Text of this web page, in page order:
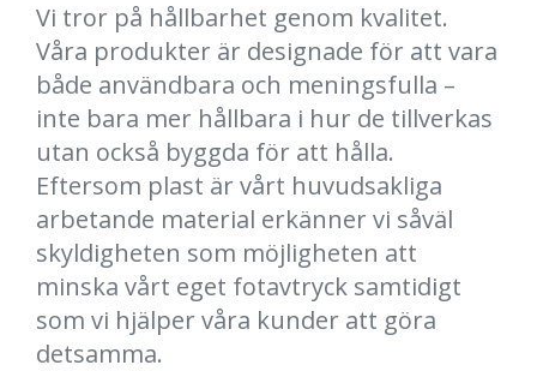
Vi tror på hållbarhet genom kvalitet.
Våra produkter är designade för att vara
både användbara och meningsfulla –
inte bara mer hållbara i hur de tillverkas
utan också byggda för att hålla.
Eftersom plast är vårt huvudsakliga
arbetande material erkänner vi såväl
skyldigheten som möjligheten att
minska vårt eget fotavtryck samtidigt
som vi hjälper våra kunder att göra
detsamma.